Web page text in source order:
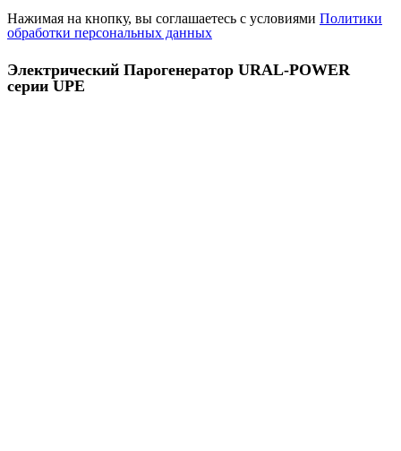
Нажимая на кнопку, вы соглашаетесь с условиями Политики
обработки персональных данных
Электрический Парогенератор URAL-POWER
серии UPE